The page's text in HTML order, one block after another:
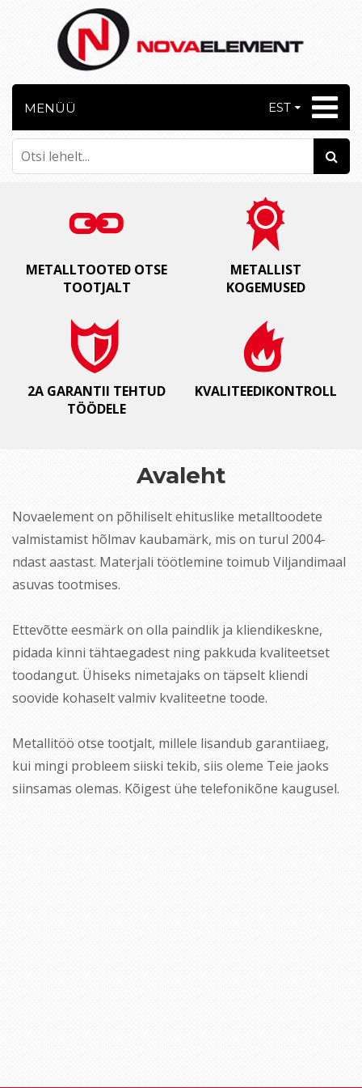
EST
MENÜÜ
METALLTOOTED OTSE
TOOTJALT
METALLIST
KOGEMUSED
2A GARANTII TEHTUD
TÖÖDELE
KVALITEEDIKONTROLL
Avaleht
Novaelement on põhiliselt ehituslike metalltoodete
valmistamist hõlmav kaubamärk, mis on turul 2004-
ndast aastast. Materjali töötlemine toimub Viljandimaal
asuvas tootmises.
Ettevõtte eesmärk on olla paindlik ja kliendikeskne,
pidada kinni tähtaegadest ning pakkuda kvaliteetset
toodangut. Ühiseks nimetajaks on täpselt kliendi
soovide kohaselt valmiv kvaliteetne toode.
Metallitöö otse tootjalt, millele lisandub garantiiaeg,
kui mingi probleem siiski tekib, siis oleme Teie jaoks
siinsamas olemas. Kõigest ühe telefonikõne kaugusel.